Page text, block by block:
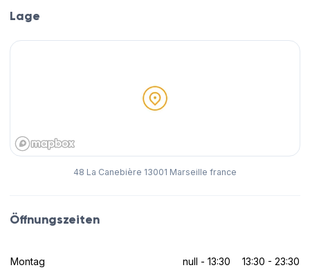
Lage
48 La Canebière 13001 Marseille france
Öffnungszeiten
Montag null - 13:30 13:30 - 23:30